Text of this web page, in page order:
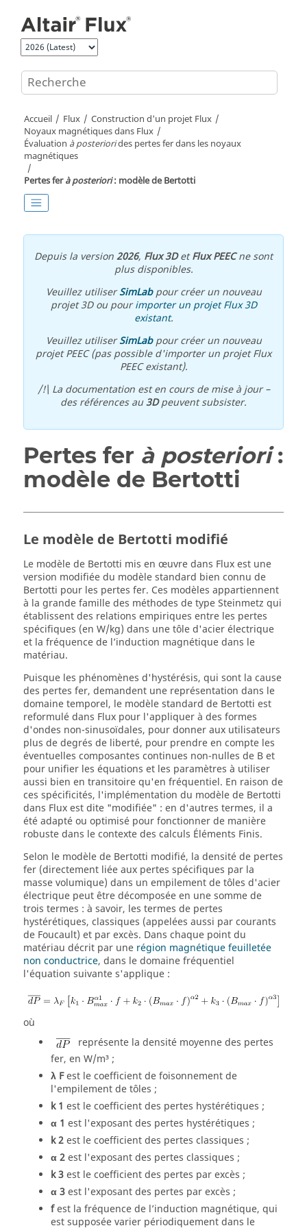
Accueil Flux
Construction d'un projet Flux
Noyaux magnétiques dans Flux
Évaluation à posteriorides pertes fer dans les noyaux
magnétiques
Pertes ferà posteriori: modèle de Bertotti
Depuis la version2026, Flux 3DetFlux PEECne sont
plus disponibles.
Veuillez utiliserSimLabpour créer un nouveau
projet 3D ou pourimporter un projet Flux 3D
existant.
Veuillez utiliserSimLabpour créer un nouveau
projet PEEC (pas possible d'importer un projet Flux
PEEC existant).
/!\ La documentation est en cours de mise à jour –
des références au3Dpeuvent subsister.
Pertes fer à posteriori:
modèle de Bertotti
Le modèle de Bertotti modifié
Le modèle de Bertotti mis en œuvre dans Flux est une
version modifiée du modèle standard bien connu de
Bertotti pour les pertes fer. Ces modèles appartiennent
à la grande famille des méthodes de type Steinmetz qui
établissent des relations empiriques entre les pertes
spécifiques (en W/kg) dans une tôle d'acier électrique
et la fréquence de l’induction magnétique dans le
matériau.
Puisque les phénomènes d'hystérésis, qui sont la cause
des pertes fer, demandent une représentation dans le
domaine temporel, le modèle standard de Bertotti est
reformulé dans Flux pour l'appliquer à des formes
d'ondes non-sinusoïdales, pour donner aux utilisateurs
plus de degrés de liberté, pour prendre en compte les
éventuelles composantes continues non-nulles de B et
pour unifier les équations et les paramètres à utiliser
aussi bien en transitoire qu'en fréquentiel. En raison de
ces spécificités, l'implémentation du modèle de Bertotti
dans Flux est dite "modifiée" : en d'autres termes, il a
été adapté ou optimisé pour fonctionner de manière
robuste dans le contexte des calculs Éléments Finis.
Selon le modèle de Bertotti modifié, la densité de pertes
fer (directement liée aux pertes spécifiques par la
masse volumique) dans un empilement de tôles d'acier
électrique peut être décomposée en une somme de
trois termes : à savoir, les termes de pertes
hystérétiques, classiques (appelées aussi par courants
de Foucault) et par excès. Dans chaque point du
matériau décrit par une région magnétique feuilletée
non conductrice, dans le domaine fréquentiel
l'équation suivante s'applique :
où
représente la densité moyenne des pertes
fer, en W/m³ ;
λ Fest le coefficient de foisonnement de
l'empilement de tôles ;
k 1 est le coefficient des pertes hystérétiques ;
α 1 est l'exposant des pertes hystérétiques ;
k2est le coefficient des pertes classiques ;
α2est l'exposant des pertes classiques ;
k3est le coefficient des pertes par excès ;
α3est l'exposant des pertes par excès ;
fest la fréquence de l’induction magnétique, qui
est supposée varier périodiquement dans le